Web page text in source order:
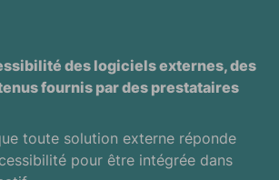
des logiciels externes, des
fournis par des prestataires
toute solution externe réponde
pour être intégrée dans